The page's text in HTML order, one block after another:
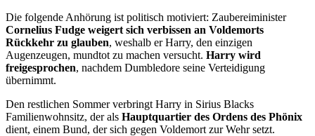
Die folgende Anhörung ist politisch motiviert: Zaubereiminister
Cornelius Fudge weigert sich verbissen an Voldemorts
Rückkehr zu glauben, weshalb er Harry, den einzigen
Augenzeugen, mundtot zu machen versucht. Harry wird
freigesprochen, nachdem Dumbledore seine Verteidigung
übernimmt.
Den restlichen Sommer verbringt Harry in Sirius Blacks
Familienwohnsitz, der als Hauptquartier des Ordens des Phönix
dient, einem Bund, der sich gegen Voldemort zur Wehr setzt.